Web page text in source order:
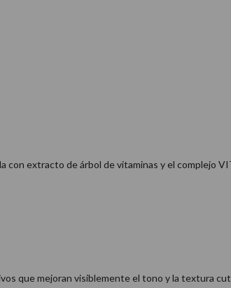
con extracto de árbol de vitaminas y el complejo
que mejoran visiblemente el tono y la textura